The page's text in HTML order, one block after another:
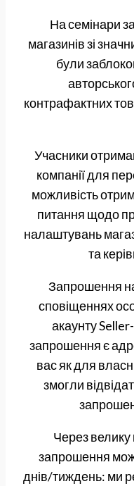
На семінари
магазинів зі
були
контрафактних
Учасники
компанії для
можливість
питання щодо
налаштувань
та
Запрошення
сповіщеннях
акаунту
запрошення є
вас як для
змогли
Через велику
запрошення
днів/тиждень: ми